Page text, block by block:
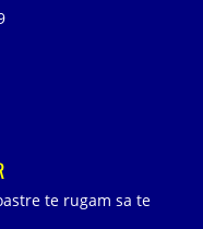
te rugam sa te